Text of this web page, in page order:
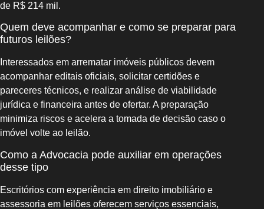
de R$ 214 mil.
Quem deve acompanhar e como se preparar para
futuros leilões?
Interessados em arrematar imóveis públicos devem
acompanhar editais oficiais, solicitar certidões e
pareceres técnicos, e realizar análise de viabilidade
jurídica e financeira antes de ofertar. A preparação
minimiza riscos e acelera a tomada de decisão caso o
imóvel volte ao leilão.
Como a Advocacia pode auxiliar em operações
desse tipo
Escritórios com experiência em direito imobiliário e
assessoria em leilões oferecem serviços essenciais,